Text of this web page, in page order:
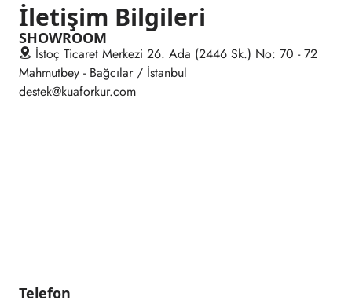
İletişim Bilgileri
SHOWROOM
İstoç Ticaret Merkezi 26. Ada (2446 Sk.) No: 70 - 72
Mahmutbey - Bağcılar / İstanbul
destek@kuaforkur.com
Telefon